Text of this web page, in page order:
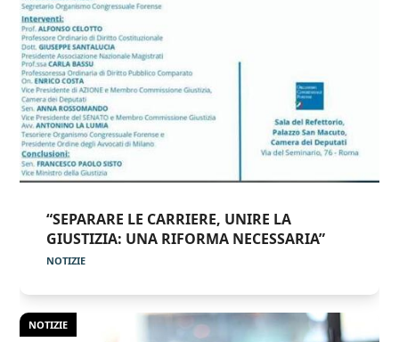
“SEPARARE LE CARRIERE, UNIRE LA
GIUSTIZIA: UNA RIFORMA NECESSARIA”
NOTIZIE
NOTIZIE